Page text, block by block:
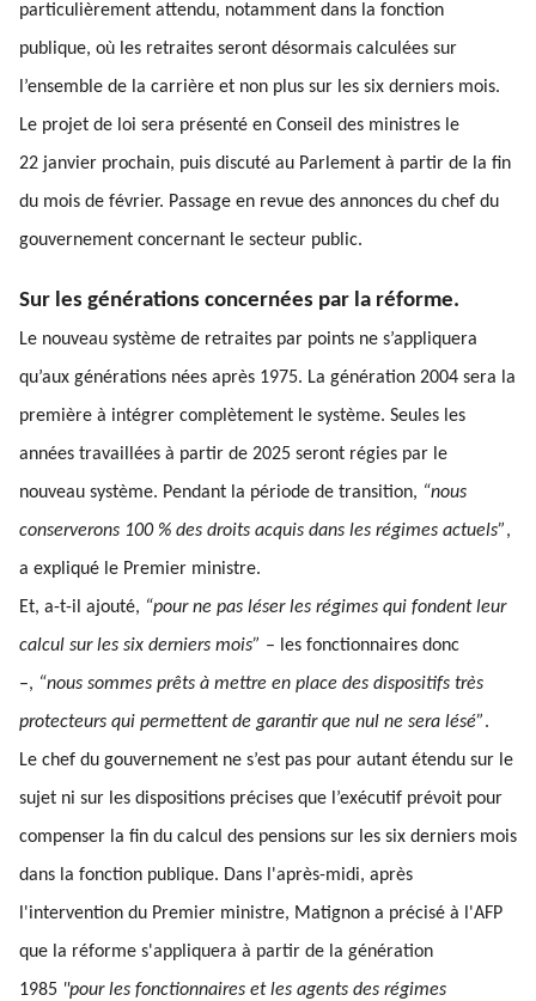
particulièrement attendu, notamment dans la fonction
publique, où les retraites seront désormais calculées sur
l’ensemble de la carrière et non plus sur les six derniers mois.
Le projet de loi sera présenté en Conseil des ministres le
22 janvier prochain, puis discuté au Parlement à partir de la fin
du mois de février. Passage en revue des annonces du chef du
gouvernement concernant le secteur public.
Sur les générations concernées par la réforme.
Le nouveau système de retraites par points ne s’appliquera
qu’aux générations nées après 1975. La génération 2004 sera la
première à intégrer complètement le système. Seules les
années travaillées à partir de 2025 seront régies par le
nouveau système. Pendant la période de transition, “nous
conserverons 100 % des droits acquis dans les régimes actuels”,
a expliqué le Premier ministre.
Et, a-t-il ajouté, “pour ne pas léser les régimes qui fondent leur
calcul sur les six derniers mois” – les fonctionnaires donc
–, “nous sommes prêts à mettre en place des dispositifs très
protecteurs qui permettent de garantir que nul ne sera lésé”.
Le chef du gouvernement ne s’est pas pour autant étendu sur le
sujet ni sur les dispositions précises que l’exécutif prévoit pour
compenser la fin du calcul des pensions sur les six derniers mois
dans la fonction publique. Dans l'après-midi, après
l'intervention du Premier ministre, Matignon a précisé à l'AFP
que la réforme s'appliquera à partir de la génération
1985 "pour les fonctionnaires et les agents des régimes